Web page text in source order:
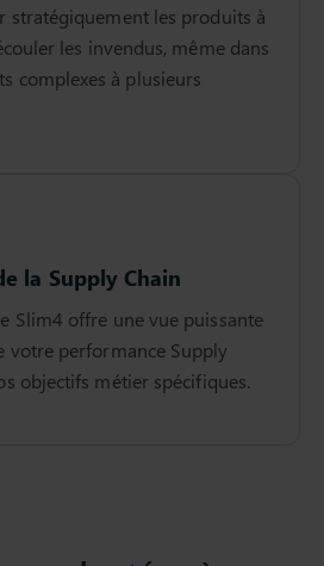
stratégiquement les produits à
les invendus, même dans
complexes à plusieurs
la Supply Chain
Slim4 offre une vue puissante
votre performance Supply
objectifs métier spécifiques.